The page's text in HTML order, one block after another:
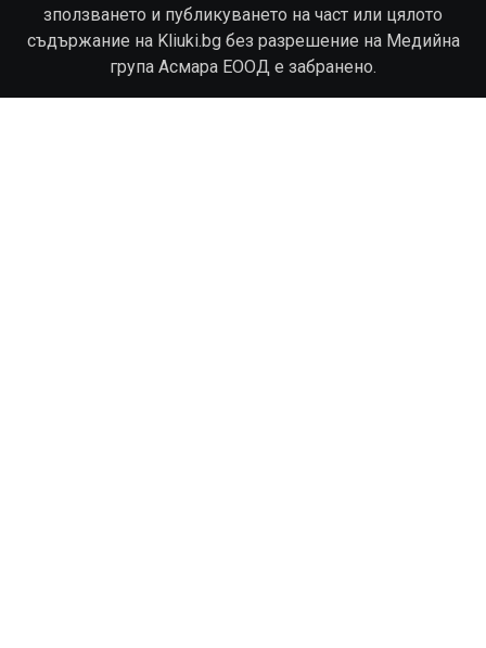
зползването и публикуването на част или цялото
съдържание на Kliuki.bg без разрешение на Медийна
група Асмара ЕООД е забранено.